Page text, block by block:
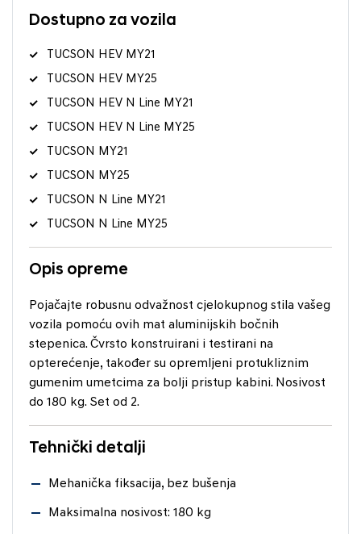
Dostupno za vozila
TUCSON HEV MY21
TUCSON HEV MY25
TUCSON HEV N Line MY21
TUCSON HEV N Line MY25
TUCSON MY21
TUCSON MY25
TUCSON N Line MY21
TUCSON N Line MY25
Opis opreme
Pojačajte robusnu odvažnost cjelokupnog stila vašeg
vozila pomoću ovih mat aluminijskih bočnih
stepenica. Čvrsto konstruirani i testirani na
opterećenje, također su opremljeni protukliznim
gumenim umetcima za bolji pristup kabini. Nosivost
do 180 kg. Set od 2.
Tehnički detalji
Mehanička fiksacija, bez bušenja
Maksimalna nosivost: 180 kg